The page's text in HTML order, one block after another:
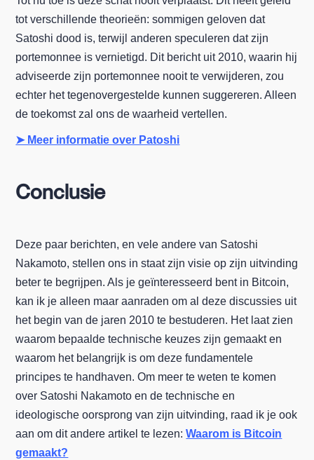
tot verschillende theorieën: sommigen geloven dat
Satoshi dood is, terwijl anderen speculeren dat zijn
portemonnee is vernietigd. Dit bericht uit 2010, waarin hij
adviseerde zijn portemonnee nooit te verwijderen, zou
echter het tegenovergestelde kunnen suggereren. Alleen
de toekomst zal ons de waarheid vertellen.
➤ Meer informatie over Patoshi
Conclusie
Deze paar berichten, en vele andere van Satoshi
Nakamoto, stellen ons in staat zijn visie op zijn uitvinding
beter te begrijpen. Als je geïnteresseerd bent in Bitcoin,
kan ik je alleen maar aanraden om al deze discussies uit
het begin van de jaren 2010 te bestuderen. Het laat zien
waarom bepaalde technische keuzes zijn gemaakt en
waarom het belangrijk is om deze fundamentele
principes te handhaven. Om meer te weten te komen
over Satoshi Nakamoto en de technische en
ideologische oorsprong van zijn uitvinding, raad ik je ook
aan om dit andere artikel te lezen:Waarom is Bitcoin
gemaakt?